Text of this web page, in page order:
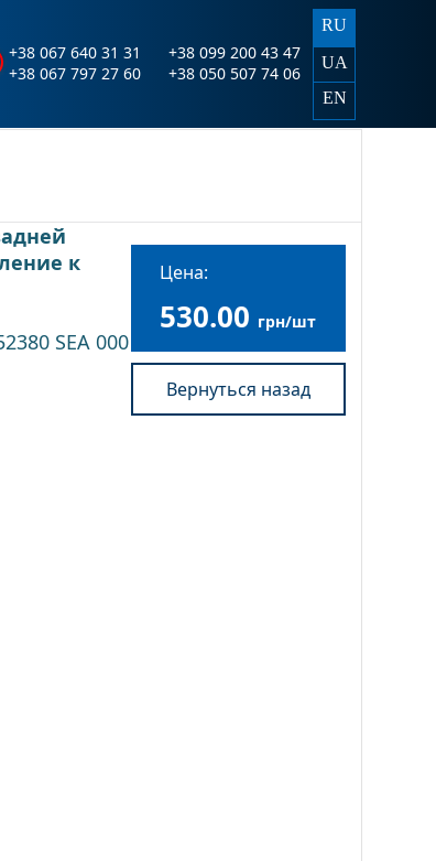
+38 067 640 31 31
+38 067 797 27 60
+38 099 200 43 47
+38 050 507 74 06
RU
UA
EN
к
SEA 000
Цена:
530.00 грн/шт
Вернуться назад